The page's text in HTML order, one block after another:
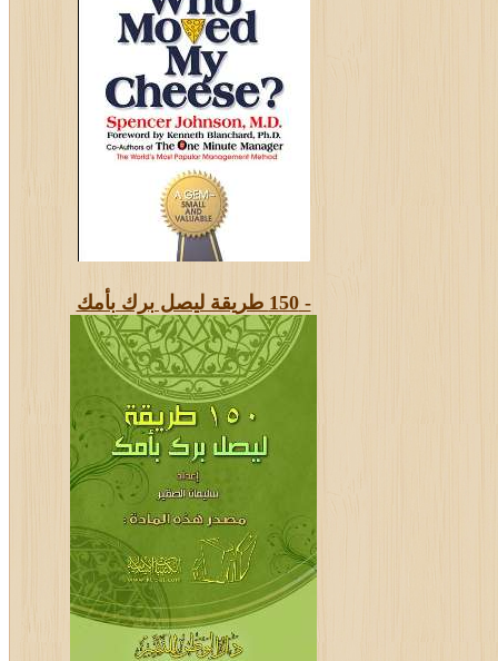
- 150 طريقة ليصل برك بأمك